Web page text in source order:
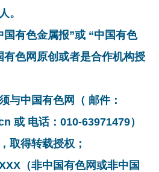
。
国有色金属报”或 “中国有色
有色网原创或者是合作机构授
与中国有色网（ 邮件：
或 电话：010-63971479）
取得转载授权；
（非中国有色网或非中国